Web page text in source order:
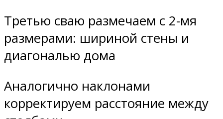
Третью сваю размечаем с 2-мя
размерами: шириной стены и
диагональю дома
Аналогично наклонами
корректируем расстояние между